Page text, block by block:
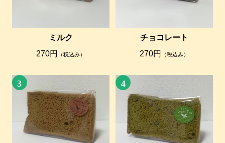
ミルク
270円
（税込み）
チョコレート
270円
（税込み）
3 4